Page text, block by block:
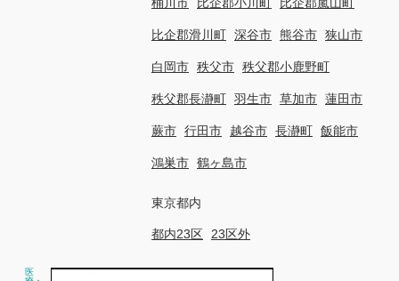
比企郡滑川町 深谷市 熊谷市 狭山市
白岡市 秩父市 秩父郡小鹿野町
秩父郡長瀞町 羽生市 草加市 蓮田市
蕨市 行田市 越谷市 長瀞町 飯能市
鴻巣市 鶴ヶ島市
東京都内
都内23区 23区外
医